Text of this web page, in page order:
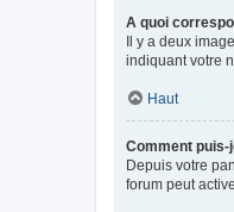
A quoi
Il y a deux
indiquant votre
Haut
Comment
Depuis votre
forum peut